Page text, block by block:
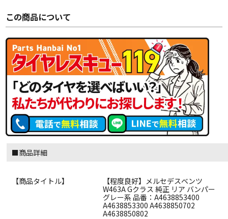
この商品について
■商品詳細
【商品タイトル】
【程度良好】メルセデスベンツ
W463A Gクラス 純正 リア バンパー
グレー系 品番：A4638853400
A4638853300 A4638850702
A4638850802